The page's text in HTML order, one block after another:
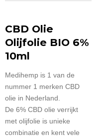
CBD Olie
Olijfolie BIO 6%
10ml
Medihemp is 1 van de
nummer 1 merken CBD
olie in Nederland.
De 6% CBD olie verrijkt
met olijfolie is unieke
combinatie en kent vele